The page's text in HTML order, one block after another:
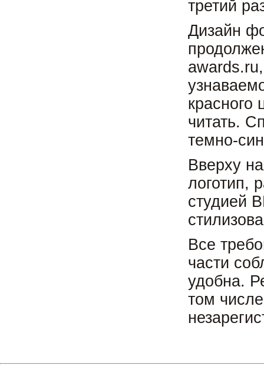
третий
Дизайн
красного
читать.
темно-
Вверху
логотип,
студией
Все
части
удобна.
том